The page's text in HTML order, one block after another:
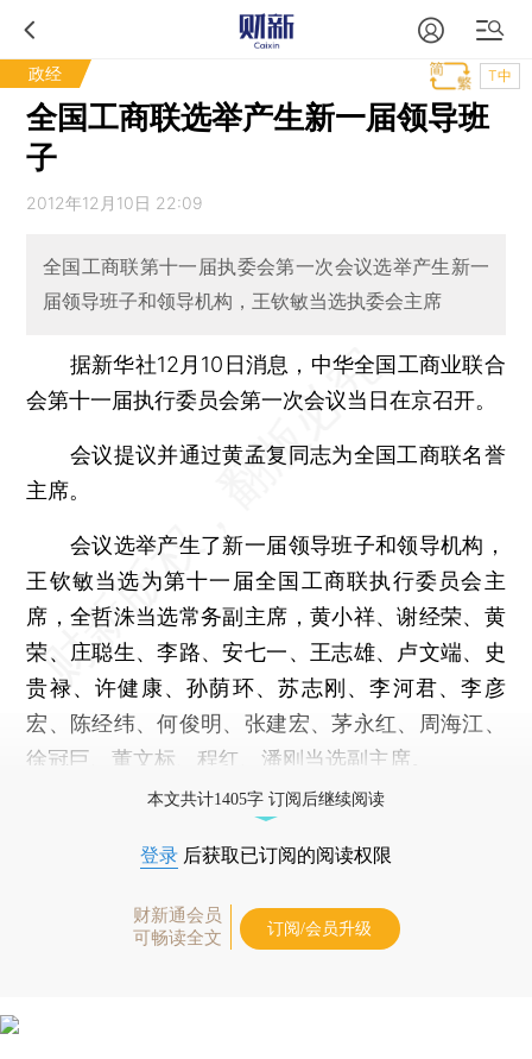
政经 T中
全国工商联选举产生新一届领导班
子
2012年12月10日 22:09
全国工商联第十一届执委会第一次会议选举产生新一
届领导班子和领导机构，王钦敏当选执委会主席
据新华社12月10日消息，中华全国工商业联合
会第十一届执行委员会第一次会议当日在京召开。
会议提议并通过黄孟复同志为全国工商联名誉
主席。
会议选举产生了新一届领导班子和领导机构，
王钦敏当选为第十一届全国工商联执行委员会主
席，全哲洙当选常务副主席，黄小祥、谢经荣、黄
荣、庄聪生、李路、安七一、王志雄、卢文端、史
贵禄、许健康、孙荫环、苏志刚、李河君、李彦
宏、陈经纬、何俊明、张建宏、茅永红、周海江、
徐冠巨、董文标、程红、潘刚当选副主席。
本文共计1405字 订阅后继续阅读
登录 后获取已订阅的阅读权限
财新通会员
可畅读全文
订阅/会员升级